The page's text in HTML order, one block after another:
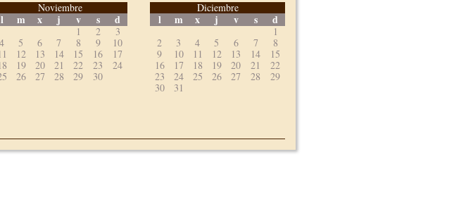
Noviembre
l m x j v s d
1 2
3
4
5 6 7 8 9
10
12 13 14 15 16
17
19 20 21 22 23
24
26 27 28 29 30
Diciembre
l m x j v s d
1
2
3 4 5 6 7
8
9
10 11 12 13 14
15
16
17 18 19 20 21
22
23
24 25 26 27 28
29
30
31